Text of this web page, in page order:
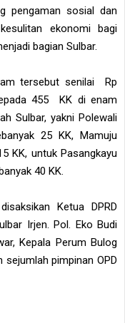
pengaman sosial dan
ekonomi bagi
bagian Sulbar.
tersebut senilai Rp
455 KK di enam
Sulbar, yakni Polewali
25 KK, Mamuju
KK, untuk Pasangkayu
40 KK.
Ketua DPRD
Irjen. Pol. Eko Budi
Kepala Perum Bulog
pimpinan OPD